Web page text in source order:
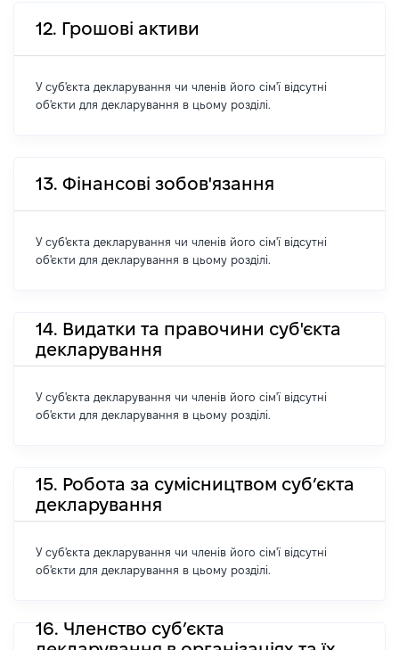
12. Грошові активи
У суб'єкта декларування чи членів його сім'ї відсутні
об'єкти для декларування в цьому розділі.
13. Фінансові зобов'язання
У суб'єкта декларування чи членів його сім'ї відсутні
об'єкти для декларування в цьому розділі.
14. Видатки та правочини суб'єкта
декларування
У суб'єкта декларування чи членів його сім'ї відсутні
об'єкти для декларування в цьому розділі.
15. Робота за сумісництвом суб’єкта
декларування
У суб'єкта декларування чи членів його сім'ї відсутні
об'єкти для декларування в цьому розділі.
16. Членство суб’єкта